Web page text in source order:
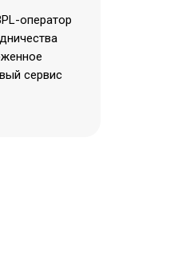
оператор
сервис